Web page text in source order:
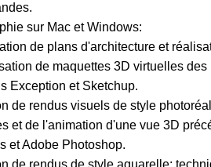
sur Mac et Windows:
de plans d'architecture et
de maquettes 3D virtuelles
Exception et Sketchup.
de rendus visuels de style
et de l'animation d'une vue 3D
et Adobe Photoshop.
de rendus de style aquarelle: